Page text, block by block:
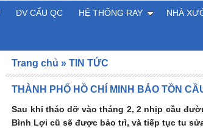
THÀNH PHỐ HỒ CHÍ MINH BẢO TỒN
Sau khi tháo dỡ vào tháng 2, 2 nhịp cầu
Bình Lợi cũ sẽ được bảo trì, và tiếp tục tu
Trang chủ »TIN TỨC
DV CẨU QC HỆ THỐNG RAY NHÀ